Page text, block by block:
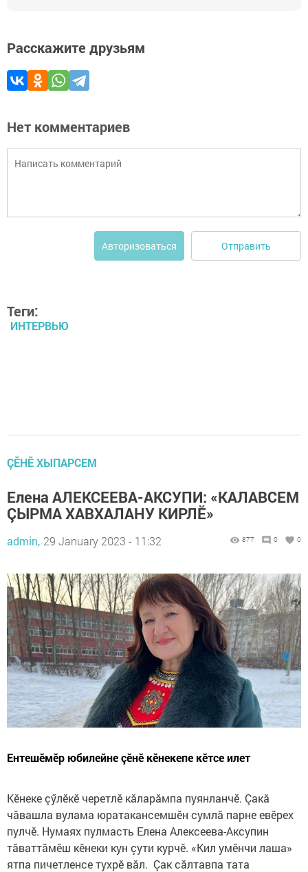
Расскажите друзьям
Нет комментариев
Авторизоваться Отправить
Теги:
ИНТЕРВЬЮ
ÇӖНӖ ХЫПАРСЕМ
Елена АЛЕКСЕЕВА-АКСУПИ: «КАЛАВСЕМ
ÇЫРМА ХАВХАЛАНУ КИРЛӖ»
admin, 29 January 2023 - 11:32 877 0 0
Ентешӗмӗр юбилейне çӗнӗ кӗнекепе кӗтсе илет
Кӗнеке çӳлӗкӗ черетлӗ кăларăмпа пуянланчӗ. Çакă
чăвашла вулама юратакансемшӗн сумлӑ парне евӗрех
пулчӗ. Нумаях пулмасть Елена Алексеева-Аксупин
тӑваттӑмӗш кӗнеки кун çути курчӗ. «Кил умӗнчи лаша»
ятпа пичетленсе тухрӗ вăл. Çак сăлтавпа тата